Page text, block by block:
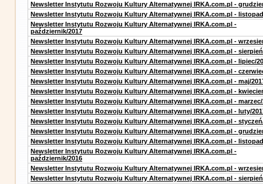
Newsletter Instytutu Rozwoju Kultury Alternatywnej IRKA.com.pl -
Newsletter Instytutu Rozwoju Kultury Alternatywnej IRKA.com.pl -
Newsletter Instytutu Rozwoju Kultury Alternatywnej IRKA.com.pl -
październik/2017
Newsletter Instytutu Rozwoju Kultury Alternatywnej IRKA.com.pl -
Newsletter Instytutu Rozwoju Kultury Alternatywnej IRKA.com.pl -
Newsletter Instytutu Rozwoju Kultury Alternatywnej IRKA.com.pl - lipiec/
Newsletter Instytutu Rozwoju Kultury Alternatywnej IRKA.com.pl -
Newsletter Instytutu Rozwoju Kultury Alternatywnej IRKA.com.pl - maj/
Newsletter Instytutu Rozwoju Kultury Alternatywnej IRKA.com.pl -
Newsletter Instytutu Rozwoju Kultury Alternatywnej IRKA.com.pl - marzec/
Newsletter Instytutu Rozwoju Kultury Alternatywnej IRKA.com.pl - luty/
Newsletter Instytutu Rozwoju Kultury Alternatywnej IRKA.com.pl -
Newsletter Instytutu Rozwoju Kultury Alternatywnej IRKA.com.pl -
Newsletter Instytutu Rozwoju Kultury Alternatywnej IRKA.com.pl -
Newsletter Instytutu Rozwoju Kultury Alternatywnej IRKA.com.pl -
październik/2016
Newsletter Instytutu Rozwoju Kultury Alternatywnej IRKA.com.pl -
Newsletter Instytutu Rozwoju Kultury Alternatywnej IRKA.com.pl -